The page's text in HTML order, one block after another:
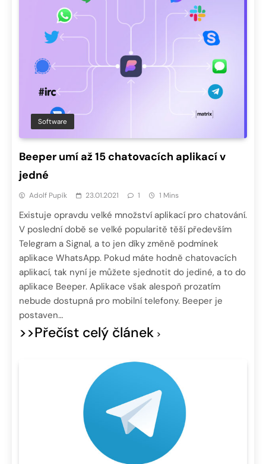
Software
Beeper umí až 15 chatovacích aplikací v
jedné
Adolf Pupík 23.01.2021 1 1 Mins
Existuje opravdu velké množství aplikací pro chatování.
V poslední době se velké popularitě těší především
Telegram a Signal, a to jen díky změně podmínek
aplikace WhatsApp. Pokud máte hodně chatovacích
aplikací, tak nyní je můžete sjednotit do jediné, a to do
aplikace Beeper. Aplikace však alespoň prozatím
nebude dostupná pro mobilní telefony. Beeper je
postaven…
>>Přečíst celý článek